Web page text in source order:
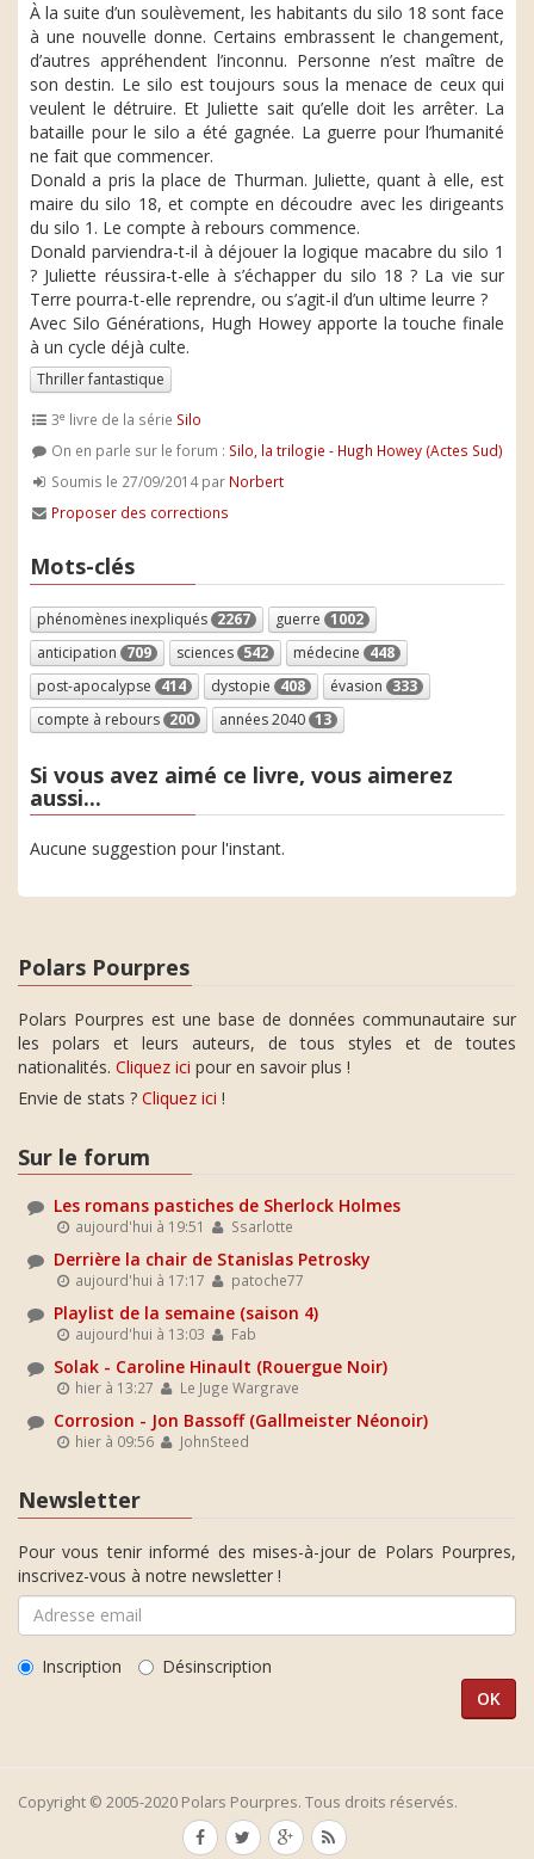
À la suite d’un soulèvement, les habitants du silo 18 sont face
à une nouvelle donne. Certains embrassent le changement,
d’autres appréhendent l’inconnu. Personne n’est maître de
son destin. Le silo est toujours sous la menace de ceux qui
veulent le détruire. Et Juliette sait qu’elle doit les arrêter. La
bataille pour le silo a été gagnée. La guerre pour l’humanité
ne fait que commencer.
Donald a pris la place de Thurman. Juliette, quant à elle, est
maire du silo 18, et compte en découdre avec les dirigeants
du silo 1. Le compte à rebours commence.
Donald parviendra-t-il à déjouer la logique macabre du silo 1
? Juliette réussira-t-elle à s’échapper du silo 18 ? La vie sur
Terre pourra-t-elle reprendre, ou s’agit-il d’un ultime leurre ?
Avec Silo Générations, Hugh Howey apporte la touche finale
à un cycle déjà culte.
Thriller fantastique
3e livre de la série Silo
On en parle sur le forum : Silo, la trilogie - Hugh Howey (Actes Sud)
Soumis le 27/09/2014 par Norbert
Proposer des corrections
Mots-clés
phénomènes inexpliqués 2267 guerre 1002
anticipation 709 sciences 542 médecine 448
post-apocalypse 414 dystopie 408 évasion 333
compte à rebours 200 années 2040 13
Si vous avez aimé ce livre, vous aimerez
aussi...
Aucune suggestion pour l'instant.
Polars Pourpres
Polars Pourpres est une base de données communautaire sur
les polars et leurs auteurs, de tous styles et de toutes
nationalités. Cliquez ici pour en savoir plus !
Envie de stats ? Cliquez ici !
Sur le forum
Les romans pastiches de Sherlock Holmes
aujourd'hui à 19:51 Ssarlotte
Derrière la chair de Stanislas Petrosky
aujourd'hui à 17:17 patoche77
Playlist de la semaine (saison 4)
aujourd'hui à 13:03 Fab
Solak - Caroline Hinault (Rouergue Noir)
hier à 13:27 Le Juge Wargrave
Corrosion - Jon Bassoff (Gallmeister Néonoir)
hier à 09:56 JohnSteed
Newsletter
Pour vous tenir informé des mises-à-jour de Polars Pourpres,
inscrivez-vous à notre newsletter !
Inscription Désinscription
Copyright © 2005-2020 Polars Pourpres. Tous droits réservés.